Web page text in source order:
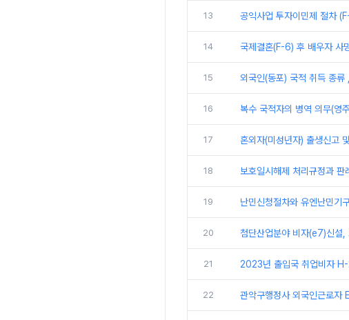
13 공익사업 투자이민제 절차
14 국제결혼(F-6) 후 배우자 사
15 외국인(동포) 국적 취득 종류
16 복수 국적자의 병역 의무(영
17 혼외자(미성년자) 출생신고
18 보호일시해제 처리규정과 판
19 난민신청절차와 유엔난민기
20 첨단산업분야 비자(e7)신설
21 2023년 출입국 취업비자
22 관악구행정사 외국인근로자